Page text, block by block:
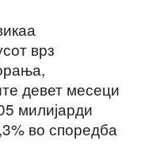
врз
девет месеци
милијарди
во споредба